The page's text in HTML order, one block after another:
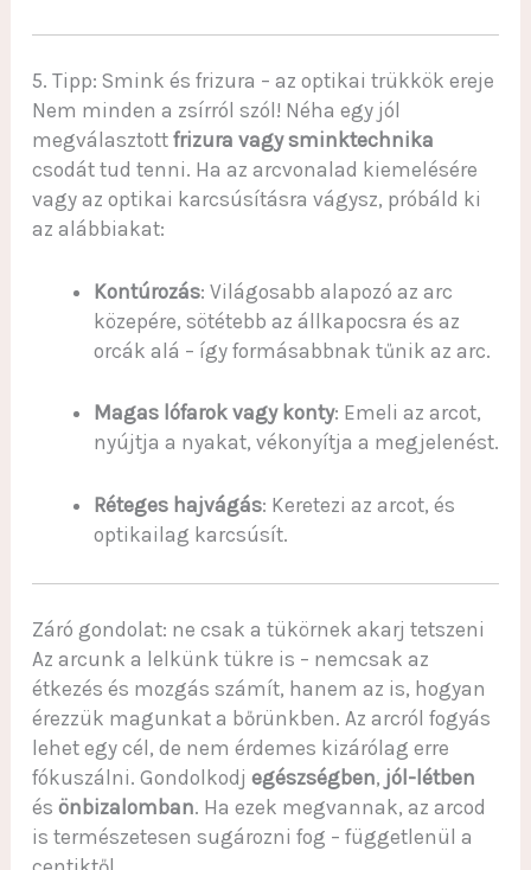
5. Tipp: Smink és frizura – az optikai trükkök ereje
Nem minden a zsírról szól! Néha egy jól
megválasztott frizura vagy sminktechnika
csodát tud tenni. Ha az arcvonalad kiemelésére
vagy az optikai karcsúsításra vágysz, próbáld ki
az alábbiakat:
Kontúrozás: Világosabb alapozó az arc
közepére, sötétebb az állkapocsra és az
orcák alá – így formásabbnak tűnik az arc.
Magas lófarok vagy konty: Emeli az arcot,
nyújtja a nyakat, vékonyítja a megjelenést.
Réteges hajvágás: Keretezi az arcot, és
optikailag karcsúsít.
Záró gondolat: ne csak a tükörnek akarj tetszeni
Az arcunk a lelkünk tükre is – nemcsak az
étkezés és mozgás számít, hanem az is, hogyan
érezzük magunkat a bőrünkben. Az arcról fogyás
lehet egy cél, de nem érdemes kizárólag erre
fókuszálni. Gondolkodj egészségben, jól-létben
és önbizalomban. Ha ezek megvannak, az arcod
is természetesen sugározni fog – függetlenül a